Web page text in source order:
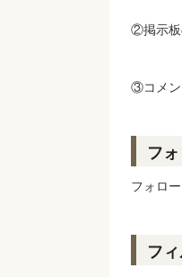
②掲示板
③コメン
フ
フォロ
フ